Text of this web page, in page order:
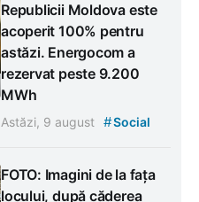
Republicii Moldova este
acoperit 100% pentru
astăzi. Energocom a
rezervat peste 9.200
MWh
Astăzi, 9 august #Social
FOTO: Imagini de la fața
locului, după căderea